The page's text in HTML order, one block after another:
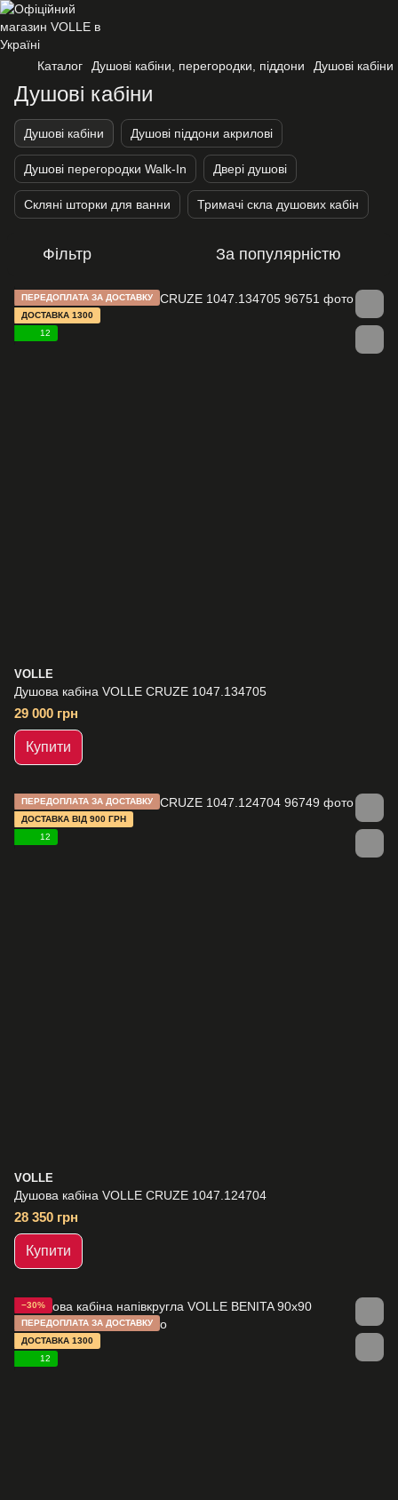
Каталог Душові кабіни, перегородки, піддони Душові кабіни
Душові кабіни
Душові кабіни Душові піддони акрилові
Душові перегородки Walk-In Двері душові
Скляні шторки для ванни Тримачі скла душових кабін
Фільтр За популярністю
ПЕРЕДОПЛАТА ЗА ДОСТАВКУ
ДОСТАВКА 1300
12
VOLLE
Душова кабіна VOLLE CRUZE 1047.134705
29 000 грн
Купити
ПЕРЕДОПЛАТА ЗА ДОСТАВКУ
ДОСТАВКА ВІД 900 ГРН
12
VOLLE
Душова кабіна VOLLE CRUZE 1047.124704
28 350 грн
Купити
−30%
ПЕРЕДОПЛАТА ЗА ДОСТАВКУ
ДОСТАВКА 1300
12